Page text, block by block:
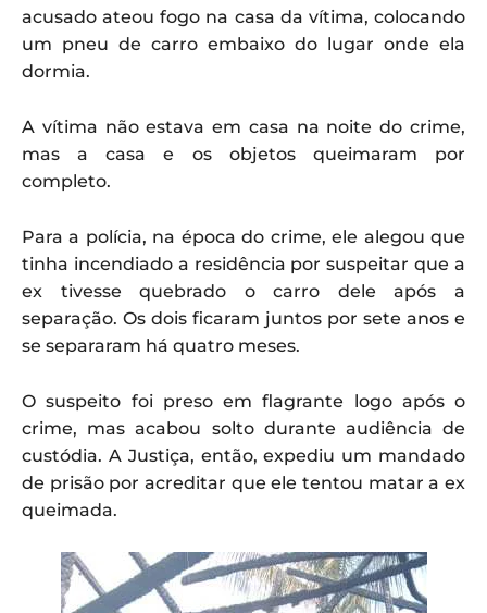
acusado ateou fogo na casa da vítima, colocando
um pneu de carro embaixo do lugar onde ela
dormia.
A vítima não estava em casa na noite do crime,
mas a casa e os objetos queimaram por
completo.
Para a polícia, na época do crime, ele alegou que
tinha incendiado a residência por suspeitar que a
ex tivesse quebrado o carro dele após a
separação. Os dois ficaram juntos por sete anos e
se separaram há quatro meses.
O suspeito foi preso em flagrante logo após o
crime, mas acabou solto durante audiência de
custódia. A Justiça, então, expediu um mandado
de prisão por acreditar que ele tentou matar a ex
queimada.